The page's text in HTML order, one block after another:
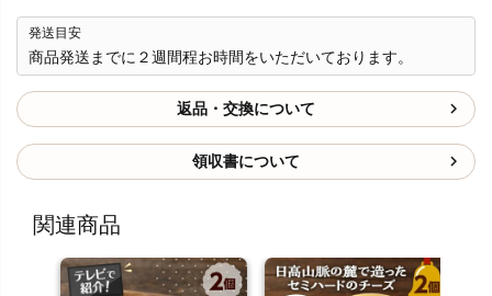
発送目安
商品発送までに２週間程お時間をいただいております。
返品・交換について
領収書について
関連商品